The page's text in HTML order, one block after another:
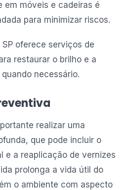
em móveis e cadeiras é
para minimizar riscos.
oferece serviços de
restaurar o brilho e a
necessário.
realizar uma
que pode incluir o
e a reaplicação de vernizes
prolonga a vida útil do
o ambiente com aspecto